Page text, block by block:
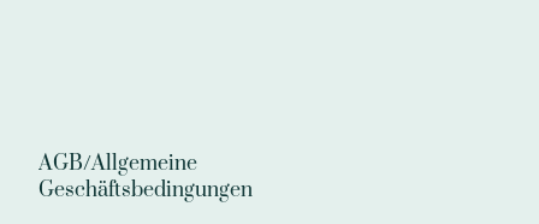
AGB/Allgemeine
Geschäftsbedingungen